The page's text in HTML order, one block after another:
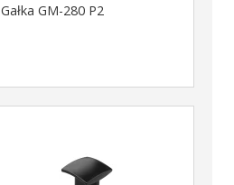
Gałka GM-280 P2